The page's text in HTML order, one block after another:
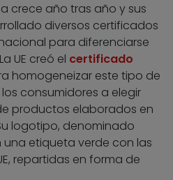
crece año tras año y sus
diversos certificados
para diferenciarse
UE creó el certificado
homogeneizar este tipo de
consumidores a elegir
productos elaborados en
logotipo, denominado
una etiqueta verde con las
repartidas en forma de